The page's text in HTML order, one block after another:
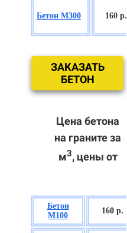
Бетон М300 160 р.
ЗАКАЗАТЬ
БЕТОН
Цена бетона
на граните за
м3, цены от
Бетон
М100
160 р.